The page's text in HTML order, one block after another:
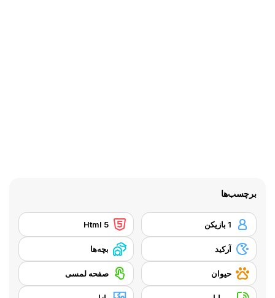
برچسب‌ها
1 بازیکن Html 5
آرکید بچه‌ها
حیوان صفحه لمسی